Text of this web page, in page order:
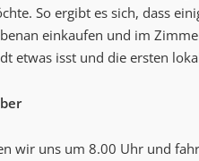
So ergibt es sich, dass
einkaufen und im
etwas isst und die ersten
wir uns um 8.00 Uhr und